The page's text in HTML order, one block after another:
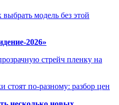
модель без этой
2026»
стрейч пленку на
по-разному: разбор цен